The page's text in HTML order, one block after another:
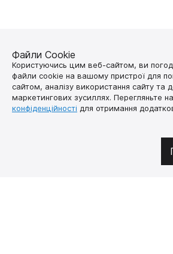
Долучайтесь у
Файли Cookie
Користуючись цим веб-сайтом, ви
файли cookie на вашому пристрої для
сайтом, аналізу використання сайту та
маркетингових зусиллях. Перегляньте
конфіденційності для отримання